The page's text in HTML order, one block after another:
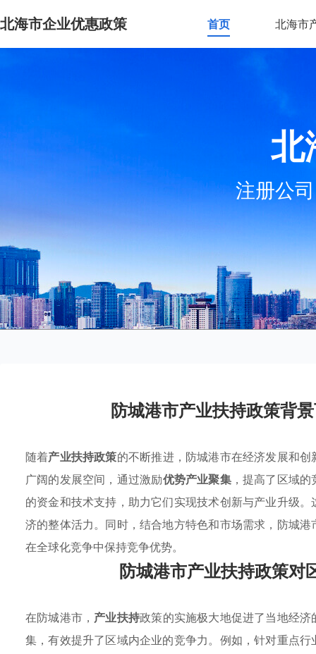
北海市企业优惠政策 首页 北海市
北
注册公
防城港市产业扶持政策背
随着产业扶持政策的不断推进，防城港市在经济发展和
广阔的发展空间，通过激励优势产业聚集，提高了区域的
的资金和技术支持，助力它们实现技术创新与产业升级
济的整体活力。同时，结合地方特色和市场需求，防城
在全球化竞争中保持竞争优势。
防城港市产业扶持政策对
在防城港市， 产业扶持政策的实施极大地促进了当地经
集，有效提升了区域内企业的竞争力。例如，针对重点行